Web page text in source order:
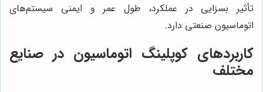
تأثیر بسزایی در عملکرد، طول عمر و ایمنی سیستم‌های
اتوماسیون صنعتی دارد.
کاربردهای کوپلینگ اتوماسیون در صنایع
مختلف